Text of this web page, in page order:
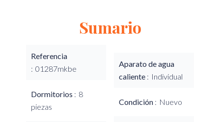
Sumario
Referencia
01287mkbe
Dormitorios
8
piezas
Aparato de agua
caliente
Individual
Condición Nuevo